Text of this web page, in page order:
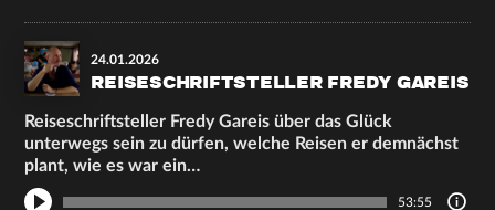
24.01.2026
REISESCHRIFTSTELLER FREDY GAREIS
Reiseschriftsteller Fredy Gareis über das Glück
unterwegs sein zu dürfen, welche Reisen er demnächst
plant, wie es war ein…
53:55